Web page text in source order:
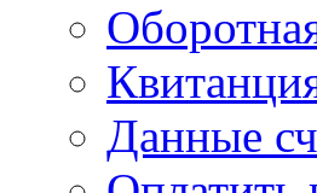
Данные